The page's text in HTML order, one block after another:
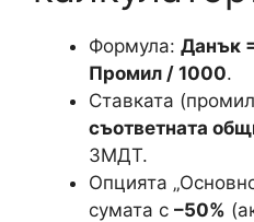
Формула: Данък
Промил / 1000.
Ставката
съответната
ЗМДТ.
Опцията
сумата с –50%